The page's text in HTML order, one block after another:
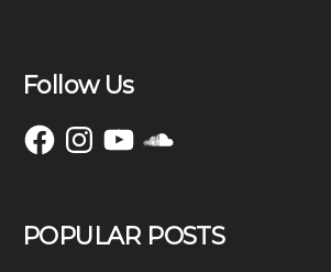
Follow Us
FacebookInstagramYouTubeSoundCloud
POPULAR POSTS